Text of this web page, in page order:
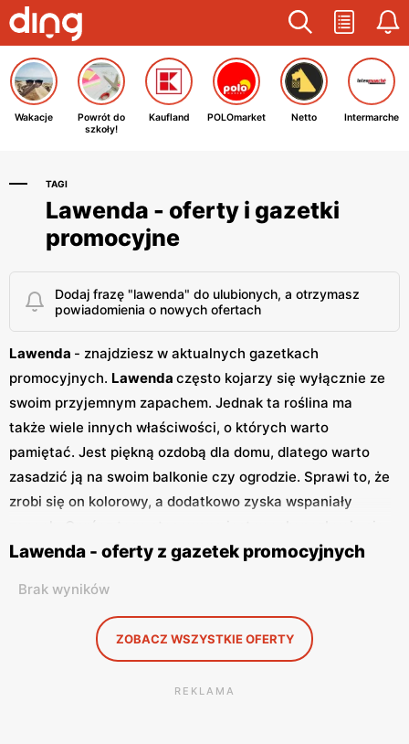
Wakacje
Powrót do
szkoły!
Kaufland POLOmarket Netto Intermarche
TAGI
Lawenda - oferty i gazetki
promocyjne
Dodaj frazę "lawenda" do ulubionych, a otrzymasz
powiadomienia o nowych ofertach
Lawenda - znajdziesz w aktualnych gazetkach
promocyjnych. Lawenda często kojarzy się wyłącznie ze
swoim przyjemnym zapachem. Jednak ta roślina ma
także wiele innych właściwości, o których warto
pamiętać. Jest piękną ozdobą dla domu, dlatego warto
zasadzić ją na swoim balkonie czy ogrodzie. Sprawi to, że
zrobi się on kolorowy, a dodatkowo zyska wspaniały
szkodników takich jak mole spożywcze oraz odzieżowe.
owady. Nie można zapomnieć o właściwościach
uspokajających lawendy, której zapach działa kojąco na
ludzki umysł. Ciągle przeszukujemy gazetki promocyjne
Lawenda - oferty z gazetek promocyjnych
Brak wyników
ZOBACZ WSZYSTKIE OFERTY
REKLAMA